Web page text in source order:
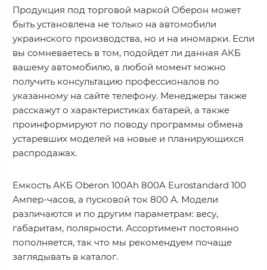
Продукция под торговой маркой Оберон может
быть установлена не только на автомобили
украинского производства, но и на иномарки. Если
вы сомневаетесь в том, подойдет ли данная АКБ
вашему автомобилю, в любой момент можно
получить консультацию профессионалов по
указанному на сайте телефону. Менеджеры также
расскажут о характеристиках батарей, а также
проинформируют по поводу программы обмена
устаревших моделей на новые и планирующихся
распродажах.
Емкость АКБ Oberon 100Ah 800A Eurostandard 100
Ампер-часов, а пусковой ток 800 А. Модели
различаются и по другим параметрам: весу,
габаритам, полярности. Ассортимент постоянно
пополняется, так что мы рекомендуем почаще
заглядывать в каталог.